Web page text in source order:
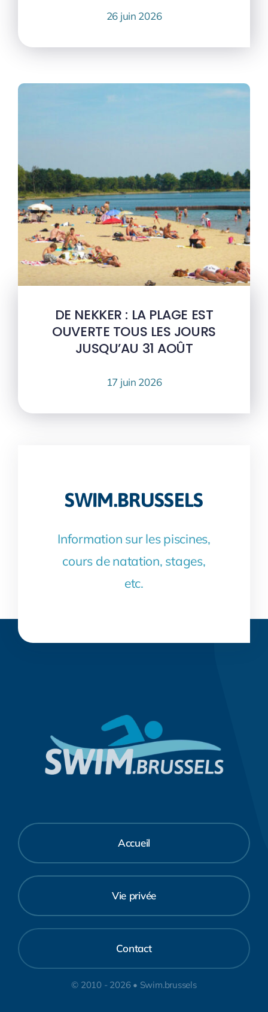
26 juin 2026
DE NEKKER : LA PLAGE EST
OUVERTE TOUS LES JOURS
JUSQU’AU 31 AOÛT
17 juin 2026
SWIM.BRUSSELS
Information sur les piscines,
cours de natation, stages,
etc.
Accueil
Vie privée
Contact
© 2010 - 2026 • Swim.brussels